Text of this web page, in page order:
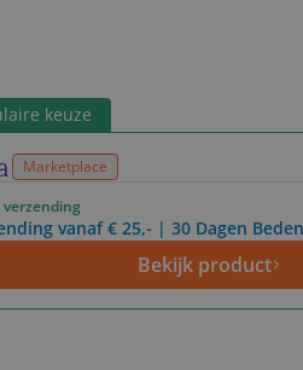
keuze
Marketplace
vanaf € 25,- | 30 Dagen
Bekijk product